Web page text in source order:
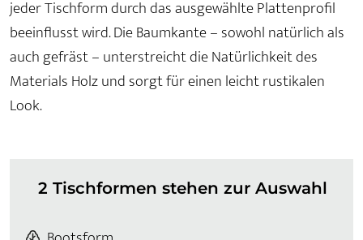
jeder Tischform durch das ausgewählte Plattenprofil
beeinflusst wird. Die Baumkante – sowohl natürlich als
auch gefräst – unterstreicht die Natürlichkeit des
Materials Holz und sorgt für einen leicht rustikalen
Look.
2 Tischformen stehen zur Auswahl